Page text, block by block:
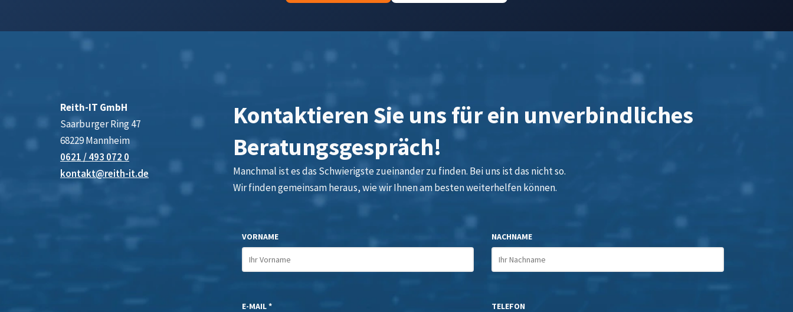
Reith-IT GmbH
Saarburger Ring 47
68229 Mannheim
0621 / 493 072 0
kontakt@reith-it.de
Kontaktieren Sie uns für ein unverbindliches
Beratungsgespräch!
Manchmal ist es das Schwierigste zueinander zu finden. Bei uns ist das nicht so.
Wir finden gemeinsam heraus, wie wir Ihnen am besten weiterhelfen können.
VORNAME NACHNAME
E-MAIL * TELEFON